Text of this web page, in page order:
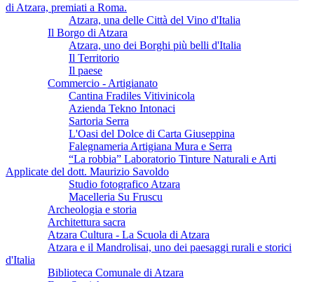
di Atzara, premiati a Roma.
Atzara, una delle Città del Vino d'Italia
Il Borgo di Atzara
Atzara, uno dei Borghi più belli d'Italia
Il Territorio
Il paese
Commercio - Artigianato
Cantina Fradiles Vitivinicola
Azienda Tekno Intonaci
Sartoria Serra
L'Oasi del Dolce di Carta Giuseppina
Falegnameria Artigiana Mura e Serra
“La robbia” Laboratorio Tinture Naturali e Arti
Applicate del dott. Maurizio Savoldo
Studio fotografico Atzara
Macelleria Su Fruscu
Archeologia e storia
Architettura sacra
Atzara Cultura - La Scuola di Atzara
Atzara e il Mandrolisai, uno dei paesaggi rurali e storici
d'Italia
Biblioteca Comunale di Atzara